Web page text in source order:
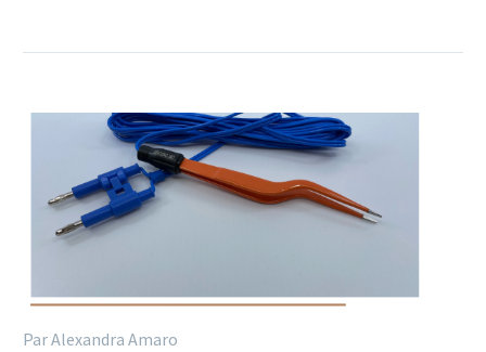
Par Alexandra Amaro